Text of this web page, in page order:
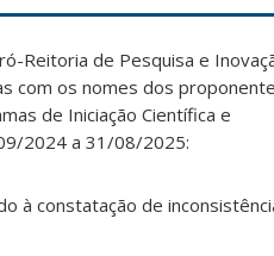
Reitoria de Pesquisa e
com os nomes dos
de Iniciação Científica e
2024 a 31/08/2025:
à constatação de